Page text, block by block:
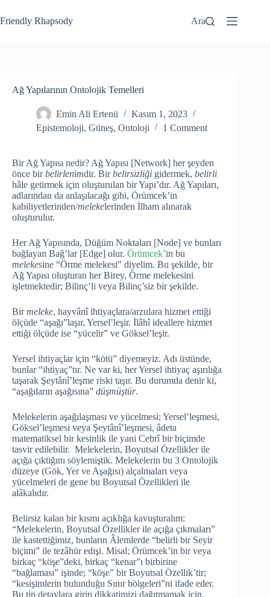
Friendly Rhapsody Ara
Ağ Yapılarının Ontolojik Temelleri
Emin Ali Ertenü
Kasım 1, 2023
Epistemoloji, Güneş, Ontoloji 1 Comment
Bir Ağ Yapısı nedir? Ağ Yapısı [Network] her şeyden
önce birbelirlenimdir. Birbelirsizliği gidermek, belirli
hâle getirmek için oluşturulan bir Yapı’dır. Ağ Yapıları,
adlarından da anlaşılacağı gibi, Örümcek’in
kabiliyetlerinden/melekelerinden İlham alınarak
oluşturulur.
Her Ağ Yapısında, Düğüm Noktaları [Node] ve bunları
bağlayan Bağ’lar [Edge] olur. Örümcek’in bu
melekesine “Örme melekesi” diyelim. Bu şekilde, bir
Ağ Yapısı oluşturan her Birey, Örme melekesini
işletmektedir; Bilinç’li veya Bilinç’siz bir şekilde.
Birmeleke, hayvânî ihtiyaçlara/arzulara hizmet ettiği
ölçüde “aşağı”laşır, Yersel’leşir. İlâhî ideallere hizmet
ettiği ölçüde ise “yücelir” ve Göksel’leşir.
Yersel ihtiyaçlar için “kötü” diyemeyiz. Adı üstünde,
bunlar “ihtiyaç”tır. Ne var ki, her Yersel ihtiyaç aşırılığa
taşarak Şeytânî’leşme riski taşır. Bu durumda denir ki,
“aşağıların aşağısına” düşmüştür.
Melekelerin aşağılaşması ve yücelmesi; Yersel’leşmesi,
Göksel’leşmesi veya Şeytânî’leşmesi, âdeta
matematiksel bir kesinlik ile yani Cebrî bir biçimde
tasvir edilebilir. Melekelerin, Boyutsal Özellikler ile
açığa çıktığını söylemiştik. Melekelerin bu 3 Ontolojik
düzeye (Gök, Yer ve Aşağısı) alçalmaları veya
yücelmeleri de gene bu Boyutsal Özellikleri ile
alâkalıdır.
Belirsiz kalan bir kısmı açıklığa kavuşturalım:
“Melekelerin, Boyutsal Özellikler ile açığa çıkmaları”
ile kastettiğimiz, bunların Âlemlerde “belirli bir Seyir
biçimi” ile tezâhür edişi. Misal; Örümcek’in bir veya
birkaç “köşe”deki, birkaç “kenar”ı birbirine
“bağlaması” işinde; “köşe” bir Boyutsal Özellik’tir;
“kesişimlerin bulunduğu Sınır bölgeleri”ni ifade eder.
Bu tip detaylara girip dikkatimizi dağıtmamak için,